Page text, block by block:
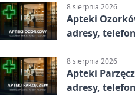
8 sierpnia 2026
Apteki
adresy,
8 sierpnia 2026
Apteki
adresy,